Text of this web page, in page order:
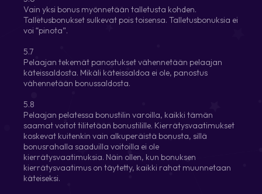
Vain yksi bonus myönnetään talletusta kohden.
Talletusbonukset sulkevat pois toisensa. Talletusbonuksia ei
voi “pinota”.
5.7
Pelaajan tekemät panostukset vähennetään pelaajan
käteissaldosta. Mikäli käteissaldoa ei ole, panostus
vähennetään bonussaldosta.
5.8
Pelaajan pelatessa bonustilin varoilla, kaikki tämän
saamat voitot tilitetään bonustilille. Kierrätysvaatimukset
koskevat kuitenkin vain alkuperäistä bonusta, sillä
bonusrahalla saaduilla voitoilla ei ole
kierrätysvaatimuksia. Näin ollen, kun bonuksen
kierrätysvaatimus on täytetty, kaikki rahat muunnetaan
käteiseksi.